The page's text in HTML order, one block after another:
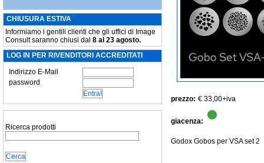
CHIUSURA ESTIVA
Informiamo i gentili clienti che gli uffici di Image
Consult saranno chiusi dal 8 al 23 agosto.
LOG IN PER RIVENDITORI ACCREDITATI
Indirizzo E-Mail
password
Ricerca prodotti
prezzo: € 33,00+iva
giacenza:
Godox Gobos per VSA set 2